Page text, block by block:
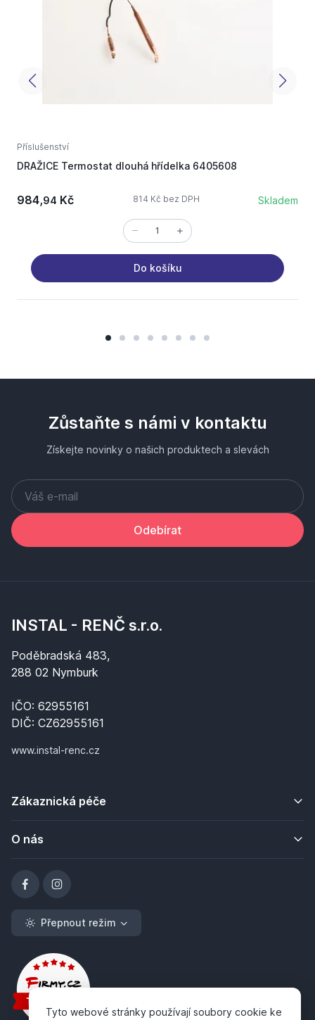
Příslušenství
DRAŽICE Termostat dlouhá hřídelka 6405608
984,94 Kč 814 Kč bez DPH Skladem
Do košíku
Zůstaňte s námi v kontaktu
Získejte novinky o našich produktech a slevách
Odebírat
INSTAL - RENČ s.r.o.
Poděbradská 483,
288 02 Nymburk
IČO: 62955161
DIČ: CZ62955161
www.instal-renc.cz
Zákaznická péče
O nás
Přepnout režim
Tyto webové stránky používají soubory cookie ke